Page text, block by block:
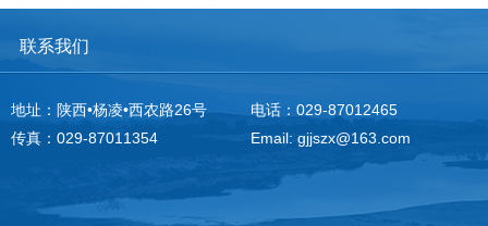
联系我们
地址：陕西•杨凌•西农路26号
电话：029-87012465
传真：029-87011354
Email: gjjszx@163.com